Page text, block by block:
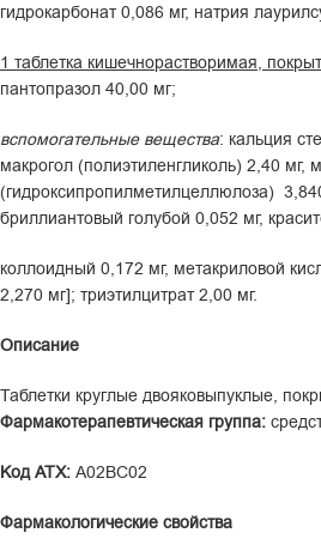
гидрокарбонат 0,086 мг, натрия
1 таблетка кишечнорастворимая,
пантопразол 40,00 мг;
вспомогательные вещества: кальция
макрогол (полиэтиленгликоль) 2,40
(гидроксипропилметилцеллюлоза)
бриллиантовый голубой 0,052 мг,
коллоидный 0,172 мг, метакриловой
2,270 мг]; триэтилцитрат 2,00 мг.
Описание
Таблетки круглые двояковыпуклые,
Фармакотерапевтическая группа:
Koд ATX: A02BC02
Фармакологические свойства